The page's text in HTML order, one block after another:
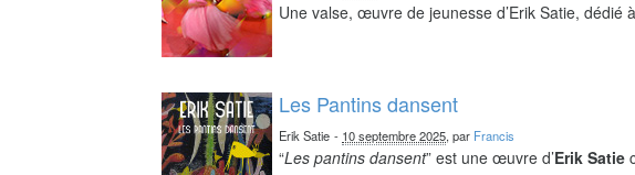
Une valse, œuvre de jeunesse d’Erik Satie, dédié
Les Pantins dansent
Erik Satie - 10 septembre 2025, par Francis
“Les pantins dansent” est une œuvre d’Erik Satie